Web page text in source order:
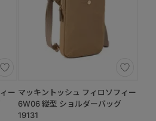
ー マッキントッシュ フィロソフィー
6W06 縦型 ショルダーバッグ
19131